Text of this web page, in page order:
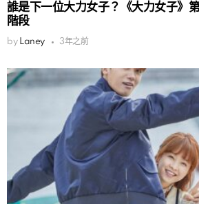
誰是下一位大力女子？《大力女子》
階段
by Laney 3年之前